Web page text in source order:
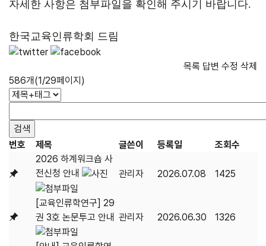
자세한 사항은 첨부파일을 확인해 주시기 바랍니다.
한국교육인류학회 드림
목록 답변 수정 삭제
586개(1/29페이지)
번호 제목 글쓴이 등록일
조회수
2026 하계워크숍 사
전신청 안내
관리자 2026.07.08 1425
[교육인류학연구] 29
권 3호 논문투고 안내 관리자 2026.06.30 1326